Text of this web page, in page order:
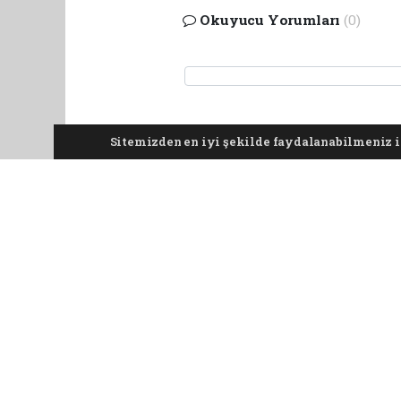
Okuyucu Yorumları (0)
Yorum yazarak Topluluk Kuralları’nı kabul
tüm yorumlardan site yönetimi hiçbir şekilde
Sitemizden en iyi şekilde faydalanabilmeniz